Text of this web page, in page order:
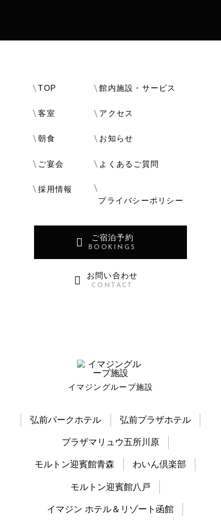
TOP 館内施設・サービス
客室 アクセス
朝食 お知らせ
ご宴会 よくあるご質問
採用情報
プライバシーポリシー
ご宿泊予約
BOOKINGS
お問い合わせ
CONTACT
イマジングループ施設
弘前パークホテル 弘前プラザホテル
プラザマリュウ五所川原
モルトン迎賓館青森 わいん倶楽部
モルトン迎賓館八戸
イマジン ホテル＆リゾート函館